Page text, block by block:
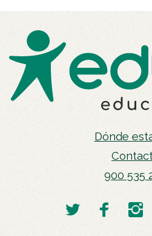
Dónde
900 535